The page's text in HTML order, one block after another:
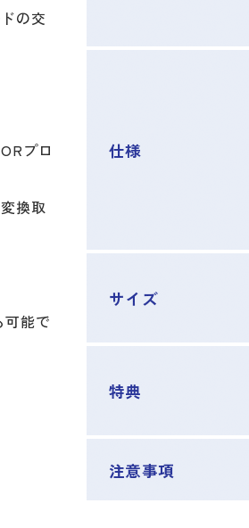
の交
プロ
換取
能で
仕様
サイズ
特典
注意事項